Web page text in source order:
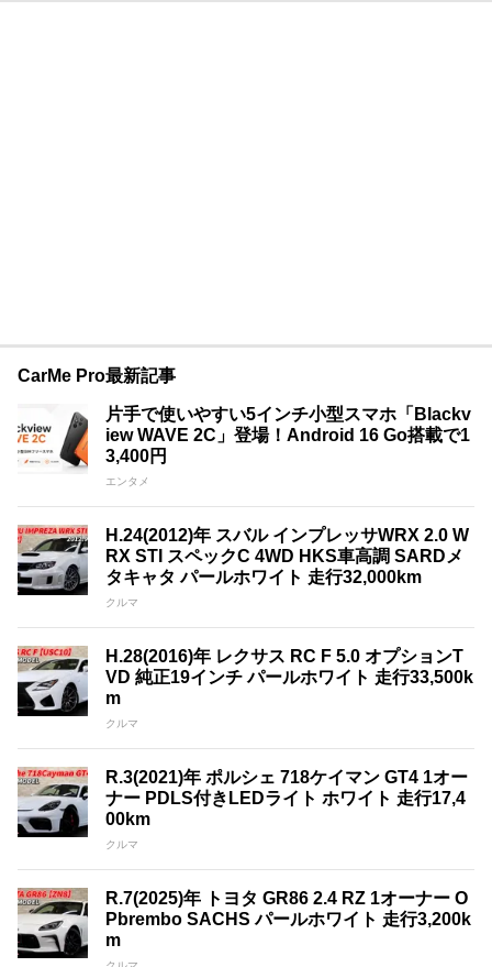
CarMe Pro最新記事
片手で使いやすい5インチ小型スマホ「Blackv
iew WAVE 2C」登場！Android 16 Go搭載で1
3,400円
エンタメ
H.24(2012)年 スバル インプレッサWRX 2.0 W
RX STI スペックC 4WD HKS車高調 SARDメ
タキャタ パールホワイト 走行32,000km
クルマ
H.28(2016)年 レクサス RC F 5.0 オプションT
VD 純正19インチ パールホワイト 走行33,500k
m
クルマ
R.3(2021)年 ポルシェ 718ケイマン GT4 1オー
ナー PDLS付きLEDライト ホワイト 走行17,4
00km
クルマ
R.7(2025)年 トヨタ GR86 2.4 RZ 1オーナー O
Pbrembo SACHS パールホワイト 走行3,200k
m